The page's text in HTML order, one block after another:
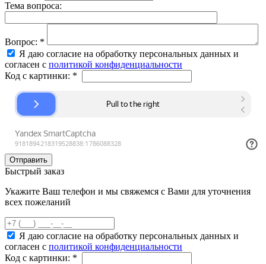
Тема вопроса:
Вопрос: *
Я даю согласие на обработку персональных данных и
согласен с политикой конфиденциальности
Код с картинки: *
Быстрый заказ
Укажите Ваш телефон и мы свяжемся с Вами для уточнения
всех пожеланий
Я даю согласие на обработку персональных данных и
согласен с политикой конфиденциальности
Код с картинки: *